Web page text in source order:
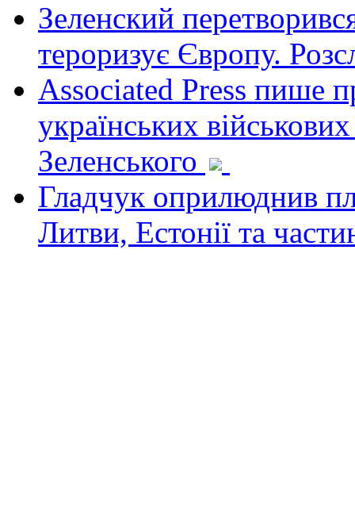
Зеленский
тероризує Європу.
Associated Press пише
українських
Зеленського
Гладчук оприлюднив
Литви, Естонії та